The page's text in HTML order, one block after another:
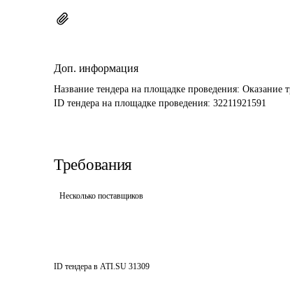
Доп. информация
Название тендера на площадке проведения: Оказание
ID тендера на площадке проведения: 32211921591
Требования
Несколько поставщиков
ID тендера в ATI.SU 31309